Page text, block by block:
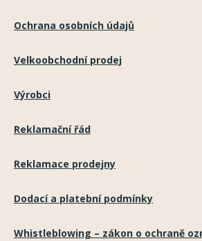
Ochrana osobních údajů
Velkoobchodní prodej
Výrobci
Reklamační řád
Reklamace prodejny
Dodací a platební podmínky
Whistleblowing – zákon o ochraně